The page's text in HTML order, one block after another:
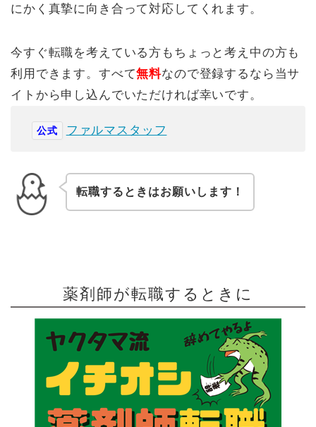
にかく真摯に向き合って対応してくれます。
今すぐ転職を考えている方もちょっと考え中の方も
利用できます。すべて無料なので登録するなら当サ
イトから申し込んでいただければ幸いです。
公式 ファルマスタッフ
転職するときはお願いします！
薬剤師が転職するときに